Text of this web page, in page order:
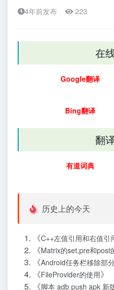
4年前发布 223
在
Google翻译
Bing翻译
翻
有道词典
历史上的今天
《C++左值引用和右值引
《Matrix的set,pre和post
《Android任务栏移除部
《FileProvider的使用》
《脚本 adb push apk 新